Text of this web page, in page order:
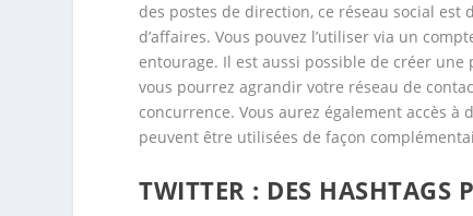
des postes de direction, ce réseau social
d’affaires. Vous pouvez l’utiliser via un
entourage. Il est aussi possible de créer
vous pourrez agrandir votre réseau de
concurrence. Vous aurez également accès à
peuvent être utilisées de façon
TWITTER : DES HASHTAGS